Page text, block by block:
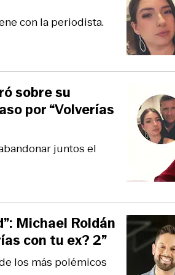
con la periodista.
juntos el
sobre su
por “Volverías
los más polémicos
Michael Roldán
con tu ex? 2”